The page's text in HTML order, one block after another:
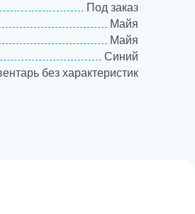
Под заказ
Майя
Майя
Синий
без характеристик